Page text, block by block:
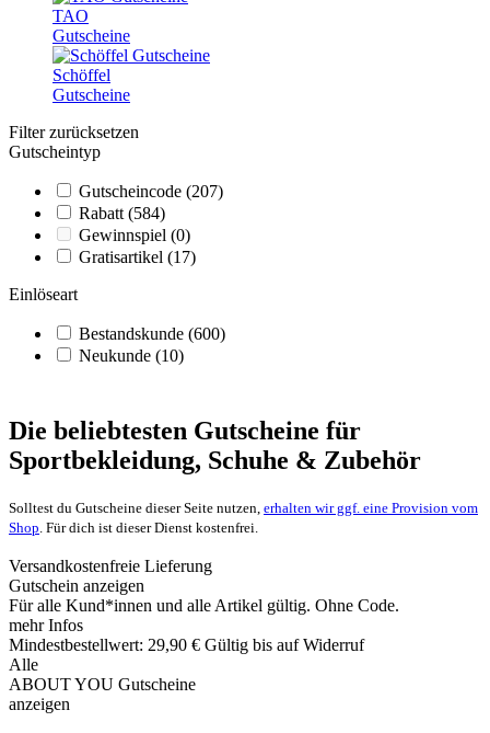
TAO
Gutscheine
Schöffel
Gutscheine
Filter zurücksetzen
Gutscheintyp
Gutscheincode (207)
Rabatt (584)
Gewinnspiel (0)
Gratisartikel (17)
Einlöseart
Bestandskunde (600)
Neukunde (10)
Die beliebtesten Gutscheine für
Sportbekleidung, Schuhe & Zubehör
Solltest du Gutscheine dieser Seite nutzen, erhalten wir ggf. eine Provision vom
Shop . Für dich ist dieser Dienst kostenfrei.
Versandkostenfreie Lieferung
Gutschein anzeigen
Für alle Kund*innen und alle Artikel gültig. Ohne Code.
mehr Infos
Mindestbestellwert: 29,90 € Gültig bis auf Widerruf
Alle
ABOUT YOU Gutscheine
anzeigen